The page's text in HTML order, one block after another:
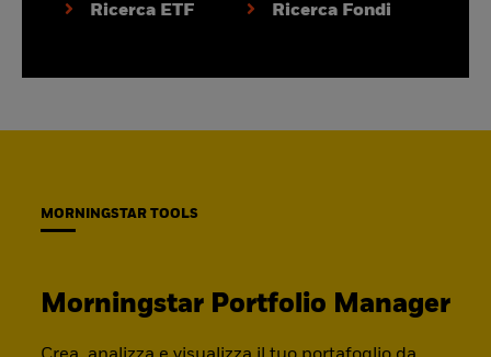
Ricerca ETF Ricerca Fondi
MORNINGSTAR TOOLS
Morningstar Portfolio Manager